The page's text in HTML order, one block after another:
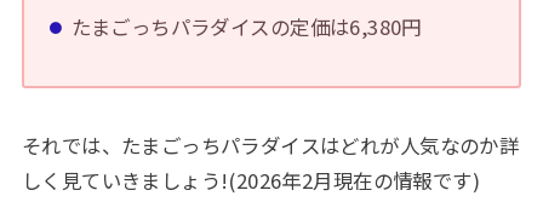
たまごっちパラダイスの定価は6,380円
それでは、たまごっちパラダイスはどれが人気なのか詳
しく見ていきましょう!(2026年2月現在の情報です)